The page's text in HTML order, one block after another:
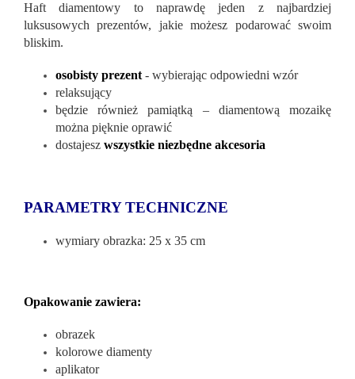
Haft diamentowy to naprawdę jeden z najbardziej
luksusowych prezentów, jakie możesz podarować swoim
bliskim.
osobisty prezent - wybierając odpowiedni wzór
relaksujący
będzie również pamiątką – diamentową mozaikę
można pięknie oprawić
dostajesz wszystkie niezbędne akcesoria
PARAMETRY TECHNICZNE
wymiary obrazka: 25 x 35 cm
Opakowanie zawiera:
obrazek
kolorowe diamenty
aplikator